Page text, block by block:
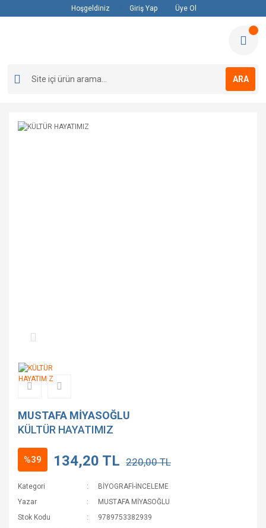
Hoşgeldiniz Giriş Yap Üye Ol
ARA
MUSTAFA MİYASOĞLU
KÜLTÜR HAYATIMIZ
%39 134,20 TL 220,00 TL
Kategori
BİYOGRAFİ-İNCELEME
Yazar
MUSTAFA MİYASOĞLU
Stok Kodu
9789753382939